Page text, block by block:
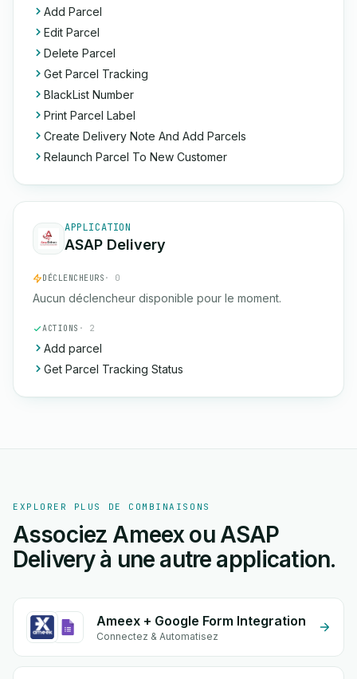
Add Parcel
Edit Parcel
Delete Parcel
Get Parcel Tracking
BlackList Number
Print Parcel Label
Create Delivery Note And Add Parcels
Relaunch Parcel To New Customer
APPLICATION
ASAP Delivery
DÉCLENCHEURS · 0
Aucun déclencheur disponible pour le moment.
ACTIONS · 2
Add parcel
Get Parcel Tracking Status
EXPLORER PLUS DE COMBINAISONS
Associez Ameex ou ASAP
Delivery à une autre application.
Ameex + Google Form Integration
Connectez & Automatisez